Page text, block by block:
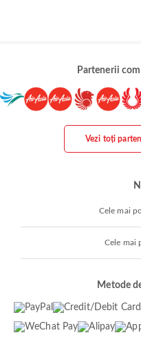
Partenerii
Vezi toți
Cele mai
Cele mai
Metode